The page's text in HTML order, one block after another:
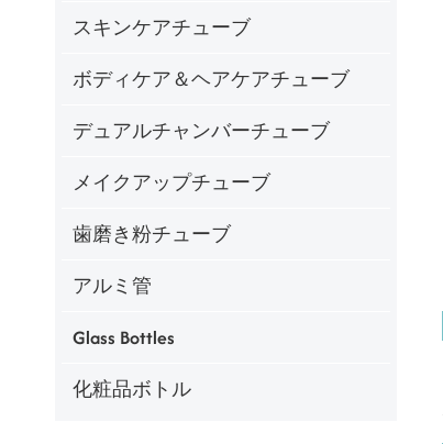
スキンケアチューブ
ボディケア＆ヘアケアチューブ
デュアルチャンバーチューブ
メイクアップチューブ
歯磨き粉チューブ
アルミ管
Glass Bottles
化粧品ボトル